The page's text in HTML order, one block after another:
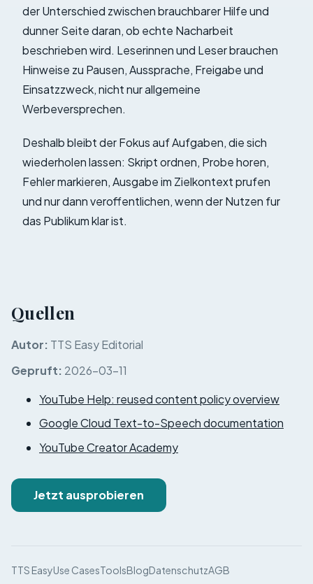
der Unterschied zwischen brauchbarer Hilfe und
dunner Seite daran, ob echte Nacharbeit
beschrieben wird. Leserinnen und Leser brauchen
Hinweise zu Pausen, Aussprache, Freigabe und
Einsatzzweck, nicht nur allgemeine
Werbeversprechen.
Deshalb bleibt der Fokus auf Aufgaben, die sich
wiederholen lassen: Skript ordnen, Probe horen,
Fehler markieren, Ausgabe im Zielkontext prufen
und nur dann veroffentlichen, wenn der Nutzen fur
das Publikum klar ist.
Quellen
Autor: TTS Easy Editorial
Gepruft: 2026-03-11
YouTube Help: reused content policy overview
Google Cloud Text-to-Speech documentation
YouTube Creator Academy
Jetzt ausprobieren
TTS EasyUse CasesToolsBlogDatenschutzAGB